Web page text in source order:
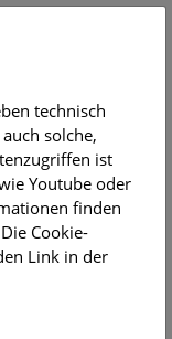
EN
OeAD(Agentur für
des BMBWF
und
technisch
solche,
ist
Youtube oder
finden
Cookie-
Link in der